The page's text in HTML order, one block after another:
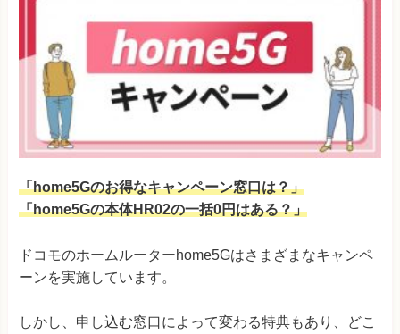
「home5Gのお得なキャンペーン窓口は？」
「home5Gの本体HR02の一括0円はある？」
ドコモのホームルーターhome5Gはさまざまなキャンペ
ーンを実施しています。
しかし、申し込む窓口によって変わる特典もあり、どこ